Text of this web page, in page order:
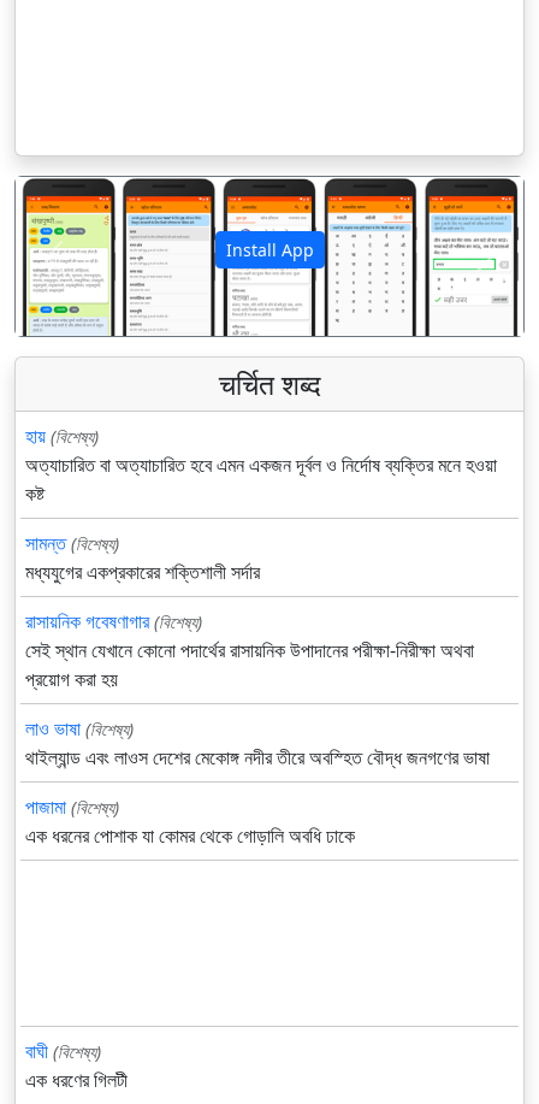
Install App
पिछला अगला
चर्चित शब्द
হায় (বিশেষ্য)
অত্যাচারিত বা অত্যাচারিত হবে এমন একজন দূর্বল ও নির্দোষ ব্যক্তির মনে হওয়া
কষ্ট
সামন্ত (বিশেষ্য)
মধ্যযুগের একপ্রকারের শক্তিশালী সর্দার
রাসায়নিক গবেষণাগার (বিশেষ্য)
সেই স্থান যেখানে কোনো পদার্থের রাসায়নিক উপাদানের পরীক্ষা-নিরীক্ষা অথবা
প্রয়োগ করা হয়
লাও ভাষা (বিশেষ্য)
থাইল্যান্ড এবং লাওস দেশের মেকোঙ্গ নদীর তীরে অবস্হিত বৌদ্ধ জনগণের ভাষা
পাজামা (বিশেষ্য)
এক ধরনের পোশাক যা কোমর থেকে গোড়ালি অবধি ঢাকে
বাঘী (বিশেষ্য)
এক ধরণের গিলটী